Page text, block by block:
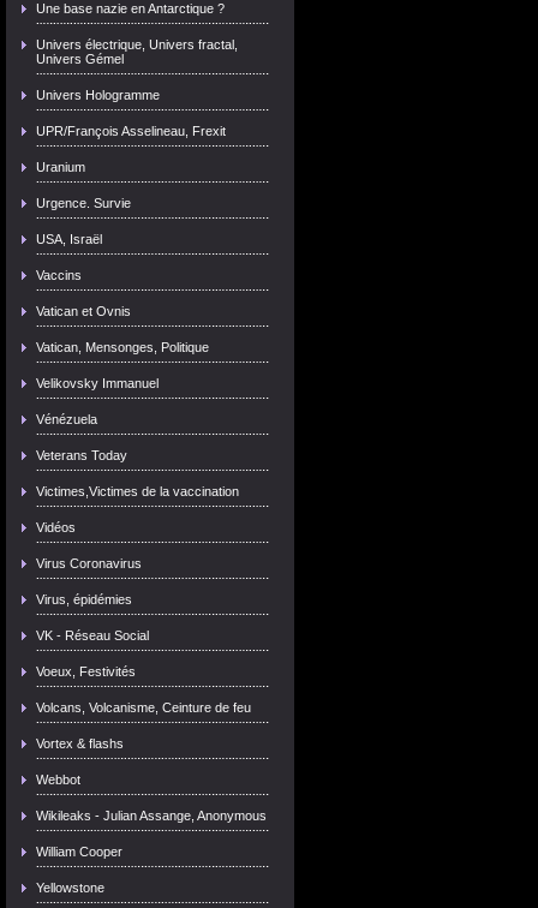
Une base nazie en Antarctique ?
Univers électrique, Univers fractal,
Univers Gémel
Univers Hologramme
UPR/François Asselineau, Frexit
Uranium
Urgence. Survie
USA, Israël
Vaccins
Vatican et Ovnis
Vatican, Mensonges, Politique
Velikovsky Immanuel
Vénézuela
Veterans Today
Victimes,Victimes de la vaccination
Vidéos
Virus Coronavirus
Virus, épidémies
VK - Réseau Social
Voeux, Festivités
Volcans, Volcanisme, Ceinture de feu
Vortex & flashs
Webbot
Wikileaks - Julian Assange, Anonymous
William Cooper
Yellowstone